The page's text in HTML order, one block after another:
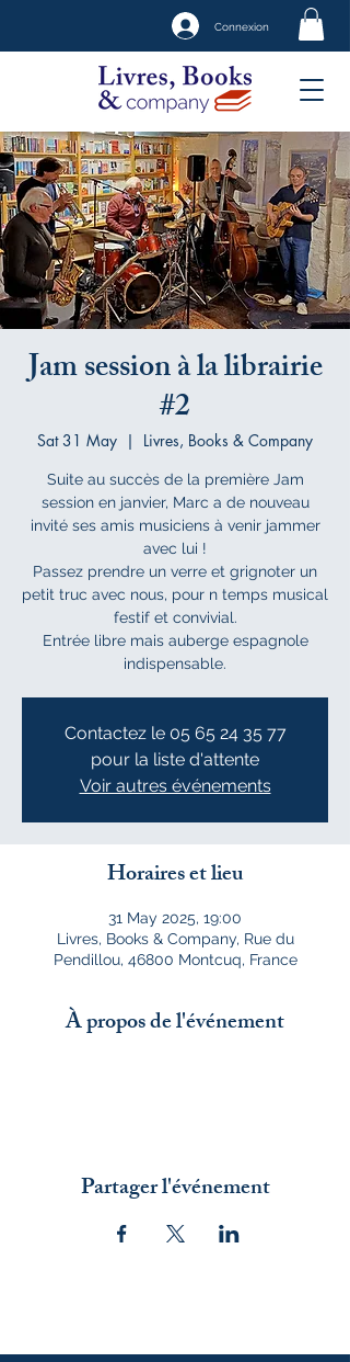
Connexion
Jam session à la librairie
#2
Sat 31 May
  |
Livres, Books & Company
Suite au succès de la première Jam
session en janvier, Marc a de nouveau
invité ses amis musiciens à venir jammer
avec lui !
Passez prendre un verre et grignoter un
petit truc avec nous, pour n temps musical
festif et convivial.
Entrée libre mais auberge espagnole
indispensable.
Contactez le 05 65 24 35 77
pour la liste d'attente
Voir autres événements
Horaires et lieu
31 May 2025, 19:00
Livres, Books & Company, Rue du
Pendillou, 46800 Montcuq, France
À propos de l'événement
Partager l'événement